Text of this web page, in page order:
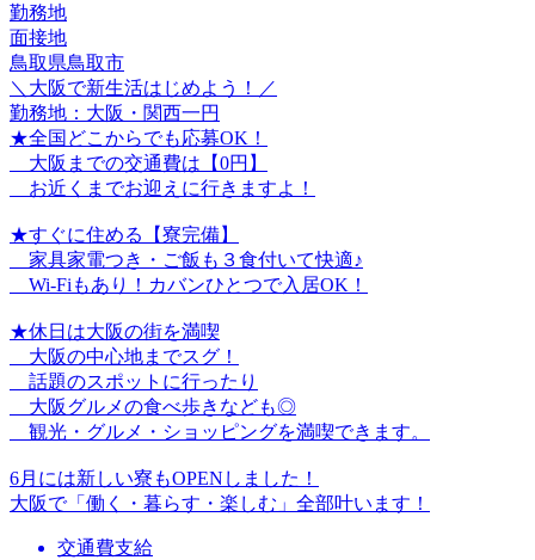
勤務地
面接地
鳥取県鳥取市
＼大阪で新生活はじめよう！／
勤務地：大阪・関西一円
★全国どこからでも応募OK！
大阪までの交通費は【0円】
お近くまでお迎えに行きますよ！
★すぐに住める【寮完備】
家具家電つき・ご飯も３食付いて快適♪
Wi-Fiもあり！カバンひとつで入居OK！
★休日は大阪の街を満喫
大阪の中心地までスグ！
話題のスポットに行ったり
大阪グルメの食べ歩きなども◎
観光・グルメ・ショッピングを満喫できます。
6月には新しい寮もOPENしました！
大阪で「働く・暮らす・楽しむ」全部叶います！
交通費支給